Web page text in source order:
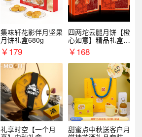
集味轩花影伴月坚果
月饼礼盒680g
￥179
四两坨云腿月饼【橙
心如意】精品礼盒4
50g/盒
￥168
礼享时空【一个月
甜蜜点中秋送客户月